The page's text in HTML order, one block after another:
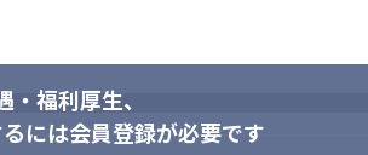
福利厚生、
には会員登録が必要です